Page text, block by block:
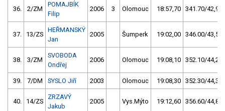
36. 2/ZM
POMAJBÍK
Filip
2006 3 Olomouc 18:57,70 341.70/42,9
37. 13/ZS
HEŘMANSKÝ
Jan
2005 Šumperk 19:02,00 346.00/43,5
38. 3/ZM
SVOBODA
Ondřej
2006 Olomouc 19:08,10 352.10/44,2
39. 7/DM SYSLO Jiří 2003 Olomouc 19:08,30 352.30/44,3
40. 14/ZS
ZRZAVÝ
Jakub
2005 Vys.Mýto 19:12,60 356.60/44,8